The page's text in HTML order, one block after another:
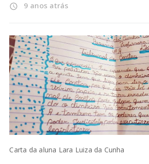
access_time 9 anos atrás
Carta da aluna Lara Luiza da Cunha